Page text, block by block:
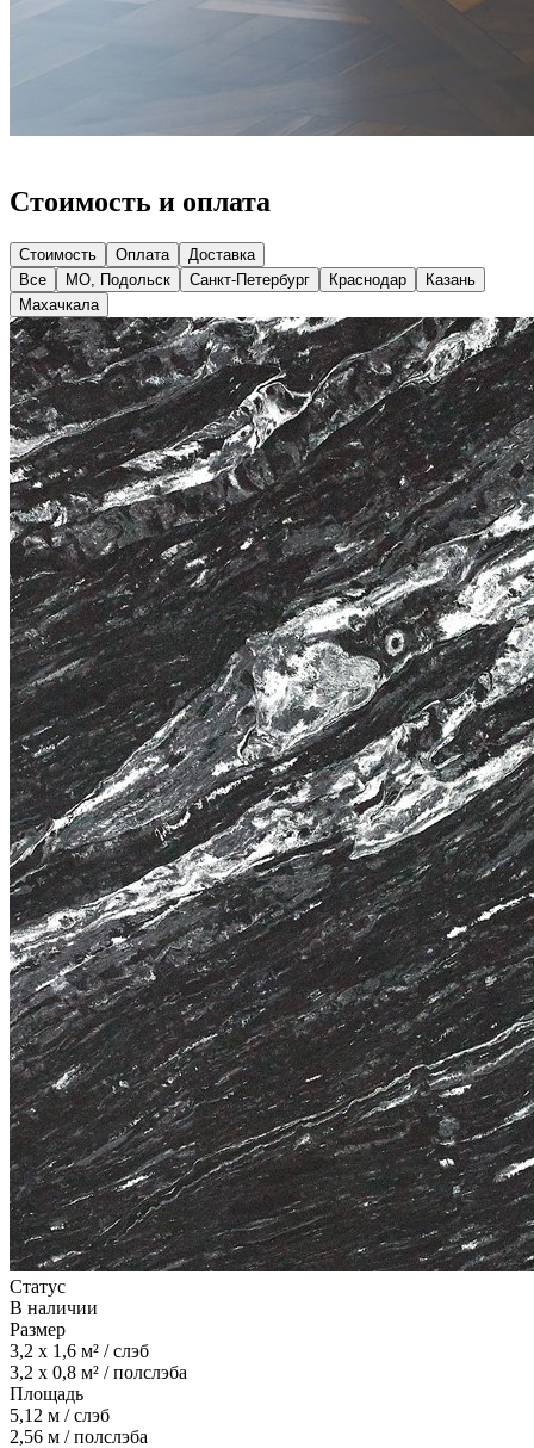
Стоимость и оплата
Стоимость Оплата
Доставка
Все
МО, Подольск Санкт-Петербург Краснодар
Казань
Махачкала
Статус
В наличии
Размер
3,2 x 1,6 м² / слэб
3,2 x 0,8 м² / полслэба
Площадь
5,12 м / слэб
2,56 м / полслэба